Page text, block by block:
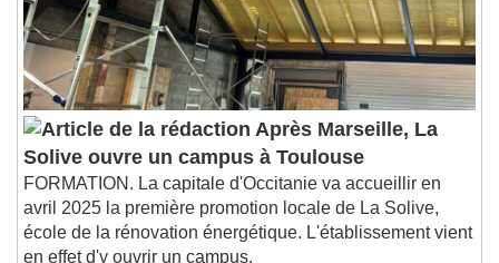
Descriptions
descriptions off, selected
Subtitles
subtitles settings, opens subtitles
settings dialog
subtitles off, selected
Audio Track
Picture-in-Picture
Fullscreen
This is a modal window.
Après Marseille, La
Solive ouvre un campus à Toulouse
FORMATION. La capitale d'Occitanie va accueillir en
avril 2025 la première promotion locale de La Solive,
école de la rénovation énergétique. L'établissement vient